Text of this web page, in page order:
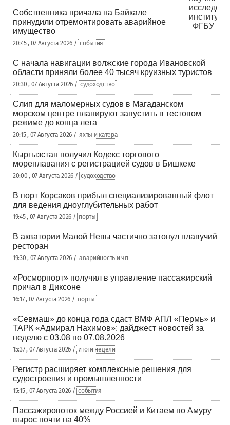
Собственника причала на Байкале
принудили отремонтировать аварийное
имущество
20:45 , 07 Августа 2026 / события
С начала навигации волжские города Ивановской
области приняли более 40 тысяч круизных туристов
20:30 , 07 Августа 2026 / судоходство
Слип для маломерных судов в Магаданском
морском центре планируют запустить в тестовом
режиме до конца лета
20:15 , 07 Августа 2026 / яхты и катера
Кыргызстан получил Кодекс торгового
мореплавания с регистрацией судов в Бишкеке
20:00 , 07 Августа 2026 / судоходство
В порт Корсаков прибыл специализированный флот
для ведения дноуглубительных работ
19:45 , 07 Августа 2026 / порты
В акватории Малой Невы частично затонул плавучий
ресторан
19:30 , 07 Августа 2026 / аварийность и чп
«Росморпорт» получил в управление пассажирский
причал в Диксоне
16:17 , 07 Августа 2026 / порты
«Севмаш» до конца года сдаст ВМФ АПЛ «Пермь» и
ТАРК «Адмирал Нахимов»: дайджест новостей за
неделю с 03.08 по 07.08.2026
15:37 , 07 Августа 2026 / итоги недели
Регистр расширяет комплексные решения для
судостроения и промышленности
15:15 , 07 Августа 2026 / события
Пассажиропоток между Россией и Китаем по Амуру
вырос почти на 40%